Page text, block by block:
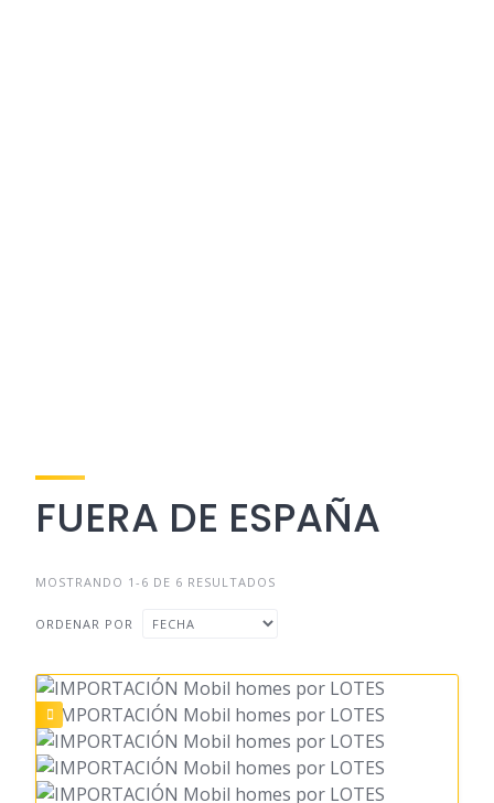
FUERA DE ESPAÑA
MOSTRANDO 1-6 DE 6 RESULTADOS
ORDENAR POR